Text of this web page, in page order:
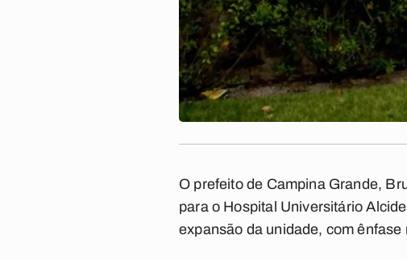
O prefeito de Campina Grande,
para o Hospital Universitário
expansão da unidade, com